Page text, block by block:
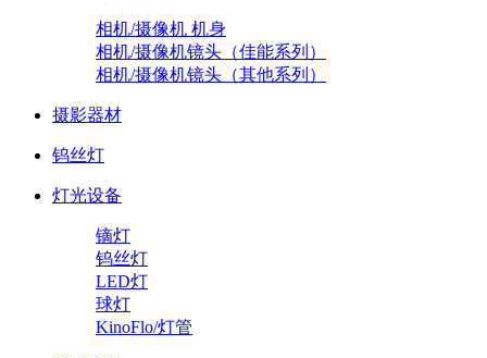
相机/摄像机 机身
相机/摄像机镜头（佳能系列）
相机/摄像机镜头（其他系列）
摄影器材
钨丝灯
灯光设备
镝灯
钨丝灯
LED灯
球灯
KinoFlo/灯管